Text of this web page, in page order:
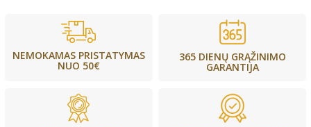
NEMOKAMAS PRISTATYMAS
NUO 50€
365 DIENŲ GRĄŽINIMO
GARANTIJA